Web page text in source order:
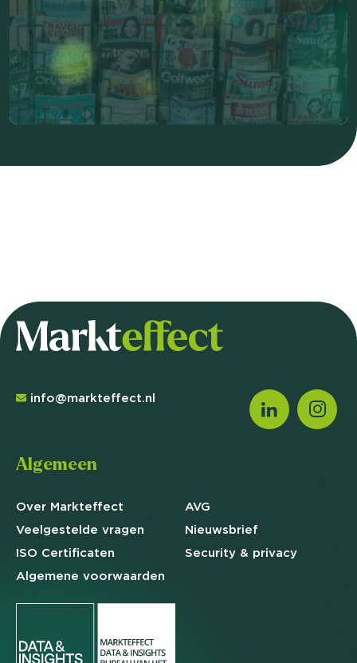
info@markteffect.nl
Algemeen
Over Markteffect
Veelgestelde vragen
ISO Certificaten
Algemene voorwaarden
AVG
Nieuwsbrief
Security & privacy